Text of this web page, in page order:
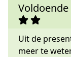
Voldoende
Uit de
meer te